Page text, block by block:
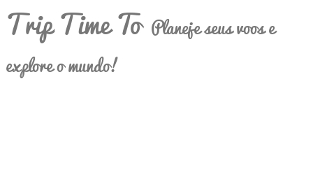
Trip Time To Planeje seus voos e
explore o mundo!